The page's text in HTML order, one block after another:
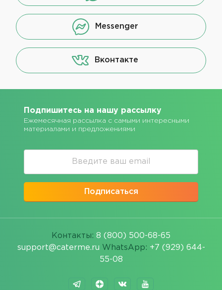
Messenger
Вконтакте
Подпишитесь на нашу рассылку
Ежемесячная рассылка с самыми интересными
материалами и предложениями
Подписаться
Контакты: 8 (800) 500-68-65
support@caterme.ru WhatsApp: +7 (929) 644-
55-08